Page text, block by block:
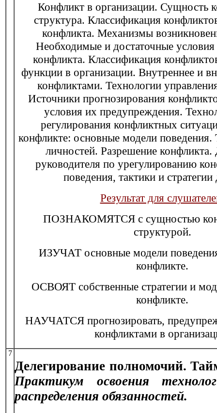
Конфликт в организации. Сущность
структура. Классификация
конфликта. Механизмы
Необходимые и достаточные условия
конфликта. Классификация
функции в организации. Внутреннее и
конфликтами. Технологии
Источники прогнозирования
условия их предупреждения.
регулирования конфликтных
конфликте: основные модели
личностей. Разрешение конфликта.
руководителя по урегулированию
поведения, тактики и стратегии
Результат для
ПОЗНАКОМЯТСЯ с сущностью
структурой.
ИЗУЧАТ основные модели
конфликте.
ОСВОЯТ собственные стратегии и
конфликте.
НАУЧАТСЯ прогнозировать,
конфликтами в
7
Делегирование полномочий.
Практикум освоения
распределения обязанностей.